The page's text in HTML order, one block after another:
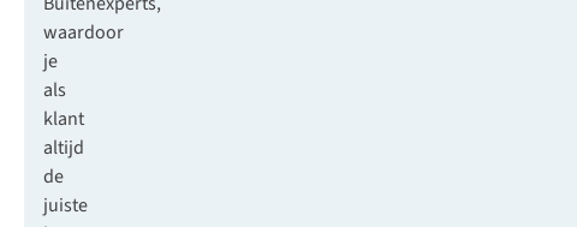
waardoor
je
als
klant
altijd
de
juiste